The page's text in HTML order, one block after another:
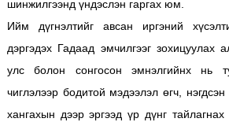
шинжилгээнд үндэслэн гаргах юм.
Ийм дүгнэлтийг авсан иргэний
дэргэдэх Гадаад эмчилгээг зохицуулах
улс болон сонгосон эмнэлгийнх нь
чиглэлээр бодитой мэдээлэл өгч,
хангахын дээр эргээд үр дүнг